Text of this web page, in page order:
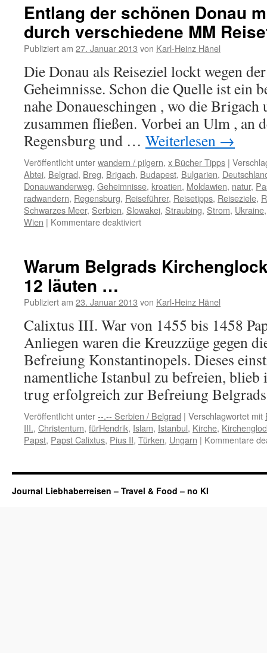
acht
auf
Entlang der schönen Donau
durch verschiedene MM
Publiziert am 27. Januar 2013 von Karl-Heinz Hänel
Die Donau als Reiseziel lockt wegen
Geheimnisse. Schon die Quelle ist ein
nahe Donaueschingen , wo die Brigach
zusammen fließen. Vorbei an Ulm , an
Regensburg und … Weiterlesen →
Veröffentlicht unterwandern / pilgern, x Bücher Tipps |
Abtei, Belgrad, Breg, Brigach, Budapest, Bulgarien,
Donauwanderweg, Geheimnisse, kroatien, Moldawien, natur,
radwandern, Regensburg, Reiseführer, Reisetipps, Reiseziele,
Schwarzes Meer, Serbien, Slowakei, Straubing, Strom, Ukraine
Wien | Kommentare deaktiviertfür
Donau
Finger
verschiedene
MM
Reiseführer
Warum Belgrads
12 läuten …
Publiziert am 23. Januar 2013 von Karl-Heinz Hänel
Calixtus III. War von 1455 bis 1458
Anliegen waren die Kreuzzüge gegen
Befreiung Konstantinopels. Dieses
namentliche Istanbul zu befreien, blieb
trug erfolgreich zur Befreiung
Veröffentlicht unter--.-- Serbien / Belgrad | Verschlagwortet mit
III., Christentum, fürHendrik, Islam, Istanbul, Kirche,
Papst, Papst Calixtus, Pius II, Türken, Ungarn | Kommentare
Journal Liebhaberreisen – Travel & Food – no KI